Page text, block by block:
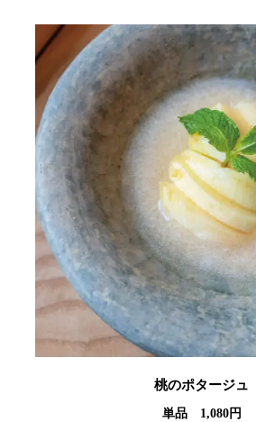
桃のポタージュ
単品 1,080円